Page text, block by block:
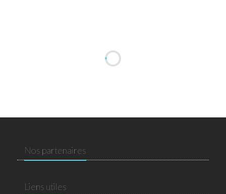
Nos partenaires
Liens utiles